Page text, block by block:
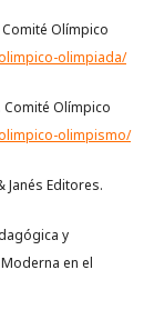
Comité Olímpico
olimpiada/
Comité Olímpico
olimpismo/
Janés Editores.
y
en el